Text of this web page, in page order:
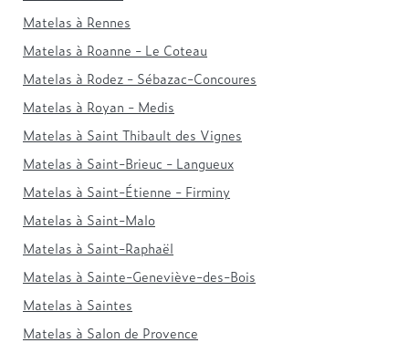
Matelas à Rennes
Matelas à Roanne - Le Coteau
Matelas à Rodez - Sébazac-Concoures
Matelas à Royan - Medis
Matelas à Saint Thibault des Vignes
Matelas à Saint-Brieuc - Langueux
Matelas à Saint-Étienne - Firminy
Matelas à Saint-Malo
Matelas à Saint-Raphaël
Matelas à Sainte-Geneviève-des-Bois
Matelas à Saintes
Matelas à Salon de Provence